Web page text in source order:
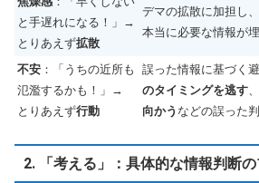
と手遅れになる！」→
とりあえず拡散
デマの拡散に加担し、
本当に必要な情報が埋
不安 ：「うちの近所も
氾濫するかも！」→
とりあえず行動
誤った情報に基づく避
のタイミングを逃す
向かう などの誤った
2. 「考える」：具体的な情報判断